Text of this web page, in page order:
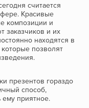
считается
Красивые
композиции и
заказчиков и их
находятся в
позволят
презентов гораздо
способ,
ему приятное.